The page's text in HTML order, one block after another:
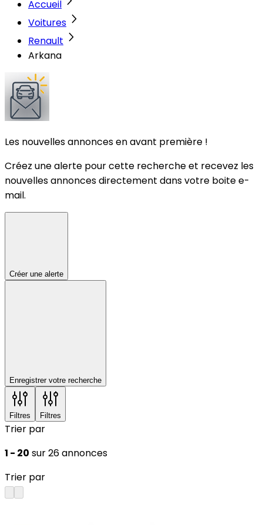
Accueil
Voitures
Renault
Arkana
Les nouvelles annonces en avant première !
Créez une alerte pour cette recherche et recevez les
nouvelles annonces directement dans votre boite e-
mail.
Créer une alerte
Enregistrer votre recherche
Filtres Filtres
Trier par
1 - 20 sur 26 annonces
Trier par